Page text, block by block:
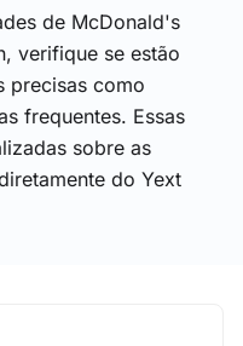
de McDonald's
verifique se estão
precisas como
frequentes. Essas
sobre as
do Yext